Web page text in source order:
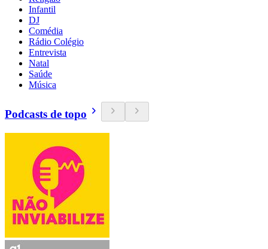
Infantil
DJ
Comédia
Rádio Colégio
Entrevista
Natal
Saúde
Música
Podcasts de topo